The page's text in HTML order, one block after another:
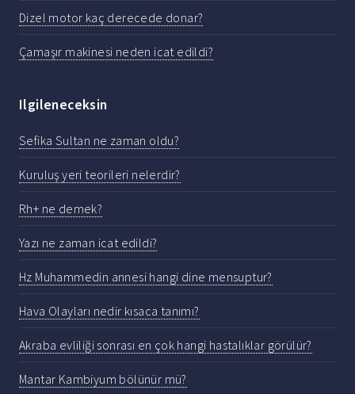
Dizel motor kaç derecede donar?
Çamaşır makinesi neden icat edildi?
Ilgileneceksin
Sefika Sultan ne zaman oldu?
Kuruluş yeri teorileri nelerdir?
Rh+ ne demek?
Yazı ne zaman icat edildi?
Hz Muhammedin annesi hangi dine mensuptur?
Hava Olayları nedir kısaca tanımı?
Akraba evliliği sonrası en çok hangi hastalıklar görülür?
Mantar Kambiyum bölünür mü?